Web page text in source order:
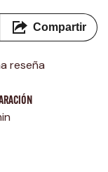
Compartir
reseña